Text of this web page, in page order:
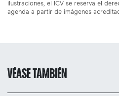
ilustraciones, el ICV se reserva el
agenda a partir de imágenes
VÉASE TAMBIÉN